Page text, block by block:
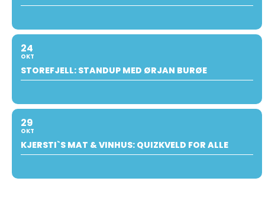
24
OKT
STOREFJELL: STANDUP MED ØRJAN BURØE
29
OKT
KJERSTI`S MAT & VINHUS: QUIZKVELD FOR ALLE